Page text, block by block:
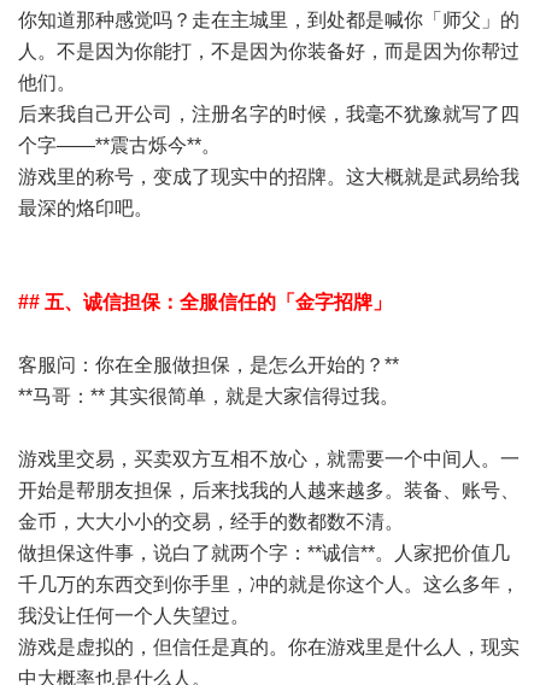
你知道那种感觉吗？走在主城里，到处都是喊你「师父」的
人。不是因为你能打，不是因为你装备好，而是因为你帮过
他们。
后来我自己开公司，注册名字的时候，我毫不犹豫就写了四
个字——**震古烁今**。
游戏里的称号，变成了现实中的招牌。这大概就是武易给我
最深的烙印吧。
## 五、诚信担保：全服信任的「金字招牌」
客服问：你在全服做担保，是怎么开始的？**
**马哥：** 其实很简单，就是大家信得过我。
游戏里交易，买卖双方互相不放心，就需要一个中间人。一
开始是帮朋友担保，后来找我的人越来越多。装备、账号、
金币，大大小小的交易，经手的数都数不清。
做担保这件事，说白了就两个字：**诚信**。人家把价值几
千几万的东西交到你手里，冲的就是你这个人。这么多年，
我没让任何一个人失望过。
游戏是虚拟的，但信任是真的。你在游戏里是什么人，现实
中大概率也是什么人。